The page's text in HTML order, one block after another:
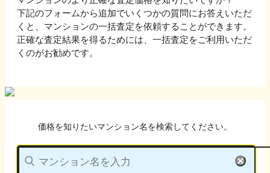
下記のフォームから追加でいくつかの質問にお答えいただ
くと、マンションの一括査定を依頼することができます。
正確な査定結果を得るためには、一括査定をご利用いただ
くのがお勧めです。
価格を知りたいマンション名を検索してください。